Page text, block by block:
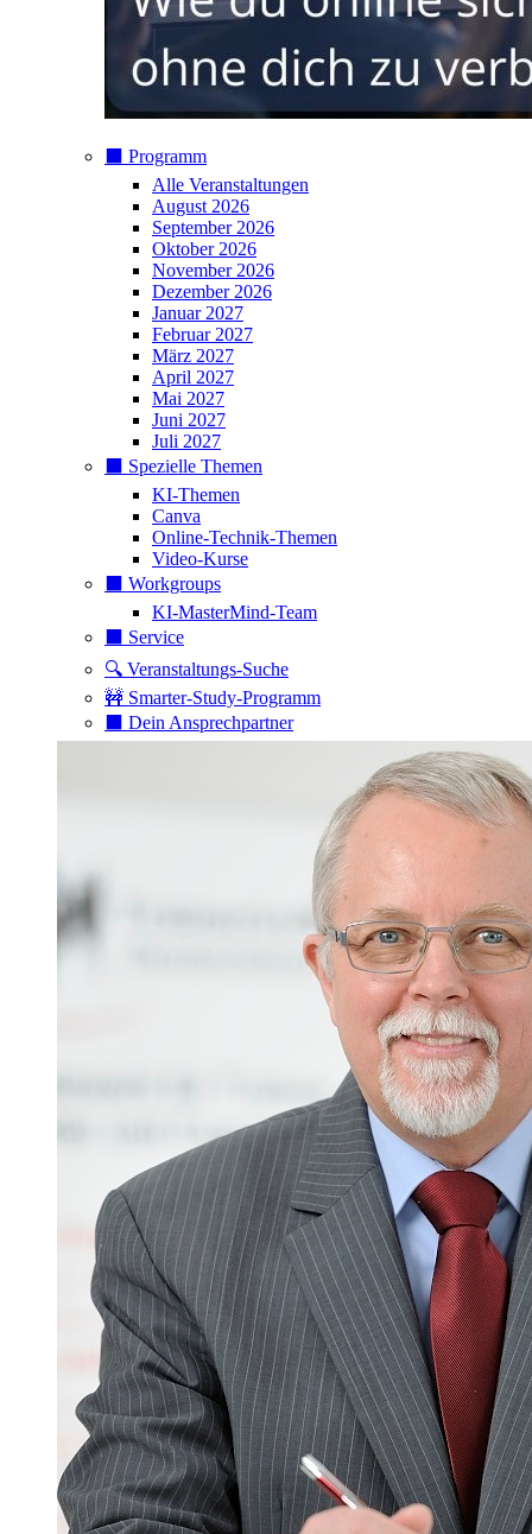
⬛️ Programm
Alle Veranstaltungen
August 2026
September 2026
Oktober 2026
November 2026
Dezember 2026
Januar 2027
Februar 2027
März 2027
April 2027
Mai 2027
Juni 2027
Juli 2027
⬛️ Spezielle Themen
KI-Themen
Canva
Online-Technik-Themen
Video-Kurse
⬛️ Workgroups
KI-MasterMind-Team
⬛️ Service
🔍 Veranstaltungs-Suche
🚧 Smarter-Study-Programm
⬛️ Dein Ansprechpartner